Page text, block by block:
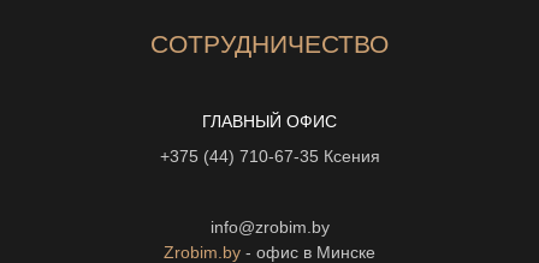
СОТРУДНИЧЕСТВО
ГЛАВНЫЙ ОФИС
+375 (44) 710-67-35 Ксения
info@zrobim.by
Zrobim.by - офис в Минске